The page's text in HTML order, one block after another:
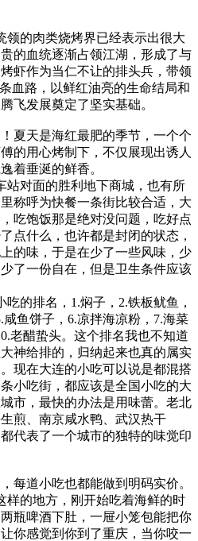
领的肉类烧烤界已经表示出很大
的血统逐渐占领江湖，形成了与
虾作为当仁不让的排头兵，带领
血路，以鲜红油亮的生命结局和
飞发展奠定了坚实基础。
夏天是海红最肥的季节，一个个
的用心烤制下，不仅展现出诱人
着垂涎的鲜香。
站对面的胜利地下商城，也有所
称呼为快餐一条街比较合适，大
吃饱饭那是绝对没问题，吃好点
点什么，也许都是封闭的状态，
的味，于是在少了一些风味，少
了一份自在，但是卫生条件应该
的排名，1.焖子，2.铁板鱿鱼，
鱼饼子，6.凉拌海凉粉，7.海菜
老醋蛰头。这个排名我也不知道
神给排的，归纳起来也真的属实
现在大连的小吃可以说是都混搭
小吃街，都应该是全国小吃的大
市，最快的办法是用味蕾。老北
煎、南京咸水鸭、武汉热干
代表了一个城市的独特的味觉印
每道小吃也都能做到明码实价。
样的地方，刚开始吃着海鲜的时
瓶啤酒下肚，一屉小笼包能把你
你感觉到你到了重庆，当你咬一